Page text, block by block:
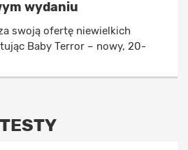
wydaniu
swoją ofertę niewielkich
Baby Terror – nowy, 20-